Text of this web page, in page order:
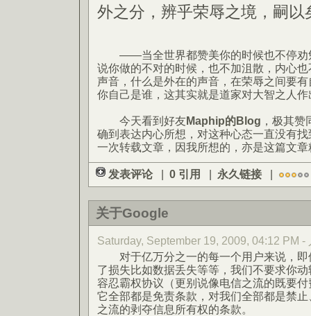
外之分，辨乎荣辱之境，嗣以
——当全世界都赞美你的时候也不停劝
说你做的不对的时候，也不加沮散，内心
声音，什么是外在的声音，在荣辱之间要
你自己是谁，这其实就是道家对大智之人
今天看到好友Maphip的Blog ，极其
确到表达内心所想，对这种心态一直没有
一次转载文章，因我所想的，亦是这篇文
发表评论 | 0 引用 | 永久链接 |
关于Google
Saturday, September 19, 2009, 04:12 PM -
对于亿万分之一的每一个用户来说，即
了损失比如数据丢失等等，我们不要求你
容忍霸权协议（更别说像电信之流的既要
它全部都是免责条款，对我们全部都是禁
之流的剥夺信息所有权的条款。